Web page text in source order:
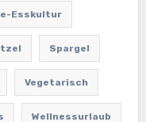
Esskultur
Spargel
Vegetarisch
Wellnessurlaub